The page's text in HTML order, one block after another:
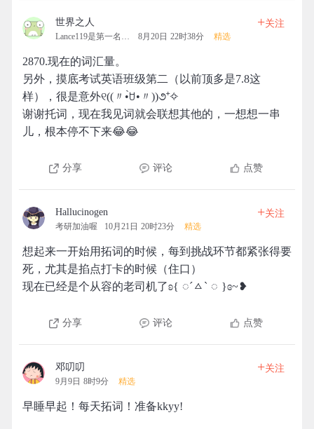
世界之人
Lance119是第一名的拓团 8月20日 22时38分 精选
+关注
2870.现在的词汇量。
另外，摸底考试英语班级第二（以前顶多是7.8这
样），很是意外୧((〃•̀ꇴ•〃))૭⁺✧
谢谢托词，现在我见词就会联想其他的，一想想一串
儿，根本停不下来😂😂
分享 评论 点赞
Hallucinogen
考研加油喔 10月21日 20时23分 精选
+关注
想起来一开始用拓词的时候，每到挑战环节都紧张得要
死，尤其是掐点打卡的时候（住口）
现在已经是个从容的老司机了ʚ{ ︎︎◌ˊㅿˋ ︎︎◌ }ɞ~❥
分享 评论 点赞
邓叨叨
9月9日 8时9分 精选
+关注
早睡早起！每天拓词！准备kkyy!